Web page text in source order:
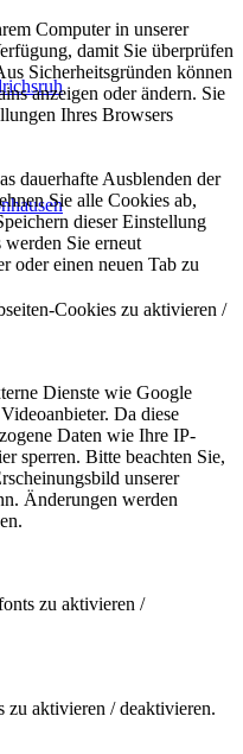
Computer in unserer
damit Sie überprüfen
Sicherheitsgründen können
anzeigen oder ändern. Sie
Ihres Browsers
dauerhafte Ausblenden der
Sie alle Cookies ab,
dieser Einstellung
Sie erneut
oder einen neuen Tab zu
Cookies zu aktivieren /
Dienste wie Google
Da diese
Daten wie Ihre IP-
sperren. Bitte beachten Sie,
unserer
Änderungen werden
zu aktivieren /
aktivieren / deaktivieren.